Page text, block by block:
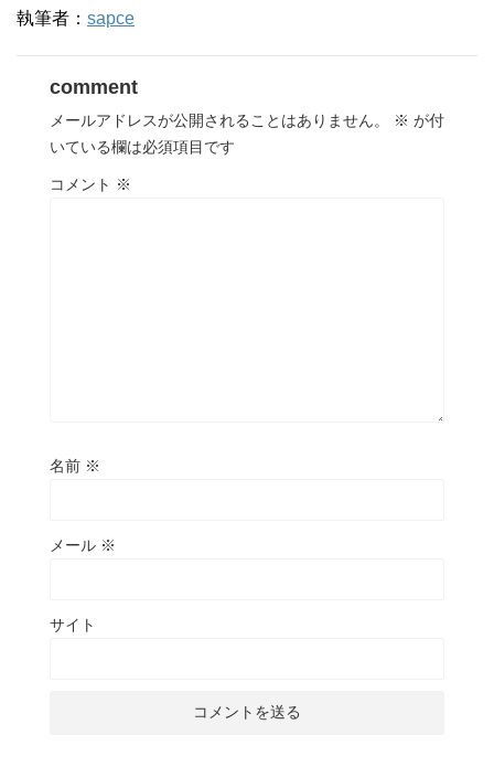
執筆者： sapce
comment
メールアドレスが公開されることはありません。 ※ が付
いている欄は必須項目です
コメント ※
名前 ※
メール ※
サイト